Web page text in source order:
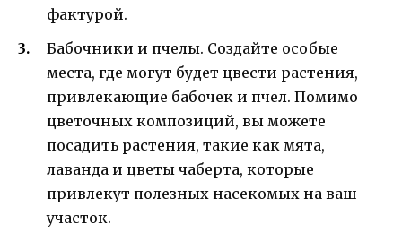
фактурой.
Бабочники и пчелы. Создайте особые
места, где могут будет цвести растения,
привлекающие бабочек и пчел. Помимо
цветочных композиций, вы можете
посадить растения, такие как мята,
лаванда и цветы чаберта, которые
привлекут полезных насекомых на ваш
участок.